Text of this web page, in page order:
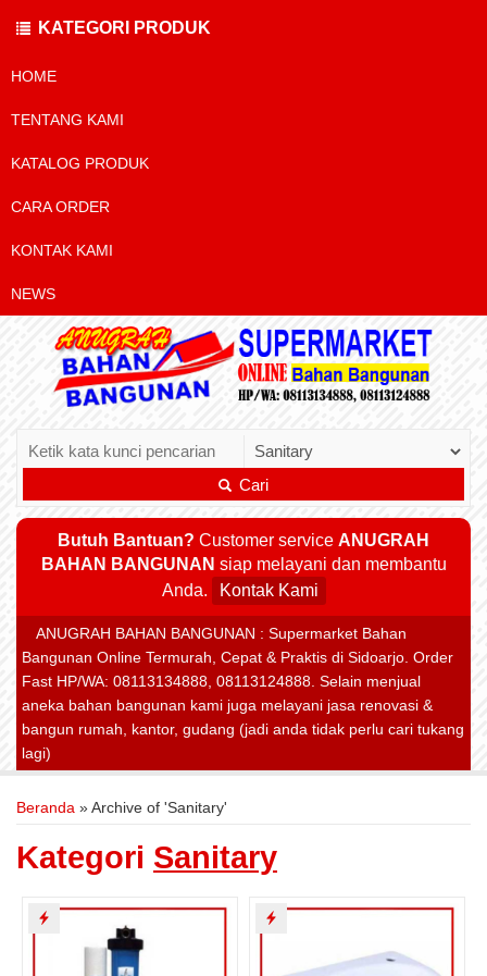
HOME
TENTANG KAMI
KATALOG PRODUK
CARA ORDER
KONTAK KAMI
NEWS
Cari
Butuh Bantuan? Customer service ANUGRAH
BAHAN BANGUNAN siap melayani dan membantu
Anda.
Kontak Kami
ANUGRAH BAHAN BANGUNAN : Supermarket Bahan
Bangunan Online Termurah, Cepat & Praktis di Sidoarjo. Order
Fast HP/WA: 08113134888, 08113124888. Selain menjual
aneka bahan bangunan kami juga melayani jasa renovasi &
bangun rumah, kantor, gudang (jadi anda tidak perlu cari tukang
lagi)
Beranda » Archive of 'Sanitary'
Kategori Sanitary
KATEGORI PRODUK